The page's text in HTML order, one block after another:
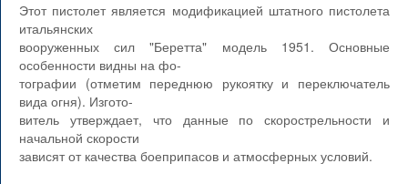
Этот пистолет является модификацией штатного пистолета
итальянских
вооруженных сил "Беретта" модель 1951. Основные
особенности видны на фо-
тографии (отметим переднюю рукоятку и переключатель
вида огня). Изгото-
витель утверждает, что данные по скорострельности и
начальной скорости
зависят от качества боеприпасов и атмосферных условий.